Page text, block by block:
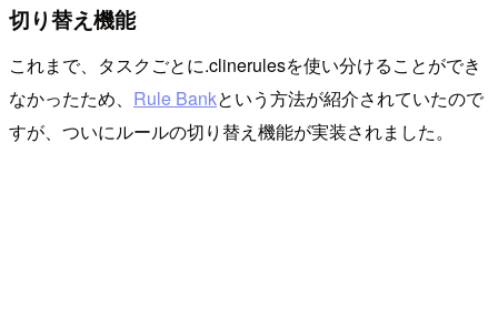
切り替え機能
これまで、タスクごとに.clinerulesを使い分けることができ
なかったため、 Rule Bankという方法が紹介されていたので
すが、ついにルールの切り替え機能が実装されました。